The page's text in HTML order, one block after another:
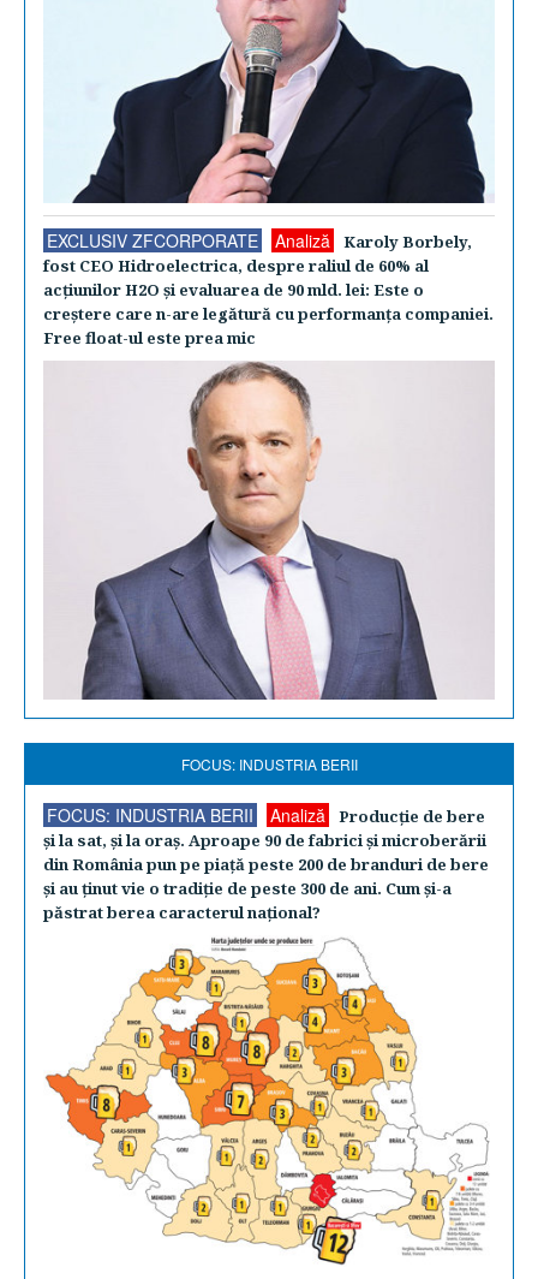
EXCLUSIV ZFCORPORATE Analiză
Karoly Borbely,
fost CEO Hidroelectrica, despre raliul de 60% al
acţiunilor H2O şi evaluarea de 90 mld. lei: Este o
creştere care n-are legătură cu performanţa companiei.
Free float-ul este prea mic
FOCUS: INDUSTRIA BERII
FOCUS: INDUSTRIA BERII Analiză
Producţie de bere
şi la sat, şi la oraş. Aproape 90 de fabrici şi microberării
din România pun pe piaţă peste 200 de branduri de bere
şi au ţinut vie o tradiţie de peste 300 de ani. Cum şi-a
păstrat berea caracterul naţional?